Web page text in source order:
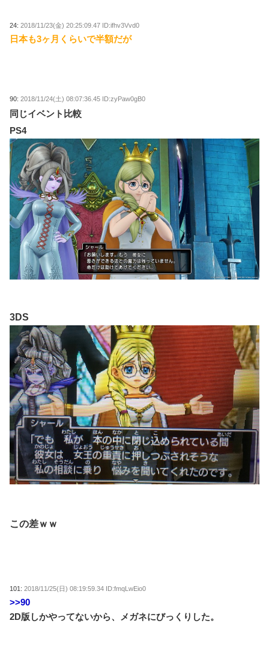
24:2018/11/23(金) 20:25:09.47 ID:ifhv3Vvd0
日本も3ヶ月くらいで半額だが
90:2018/11/24(土) 08:07:36.45 ID:zyPaw0gB0
同じイベント比較
PS4
3DS
この差ｗｗ
101:2018/11/25(日) 08:19:59.34 ID:fmqLwEio0
>>90
2D版しかやってないから、メガネにびっくりした。